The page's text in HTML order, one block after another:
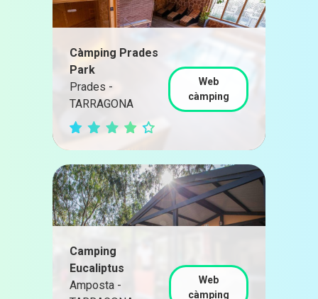
Càmping Prades
Park
Prades -
TARRAGONA
Web
càmping
Camping
Eucaliptus
Amposta -
Web
càmping